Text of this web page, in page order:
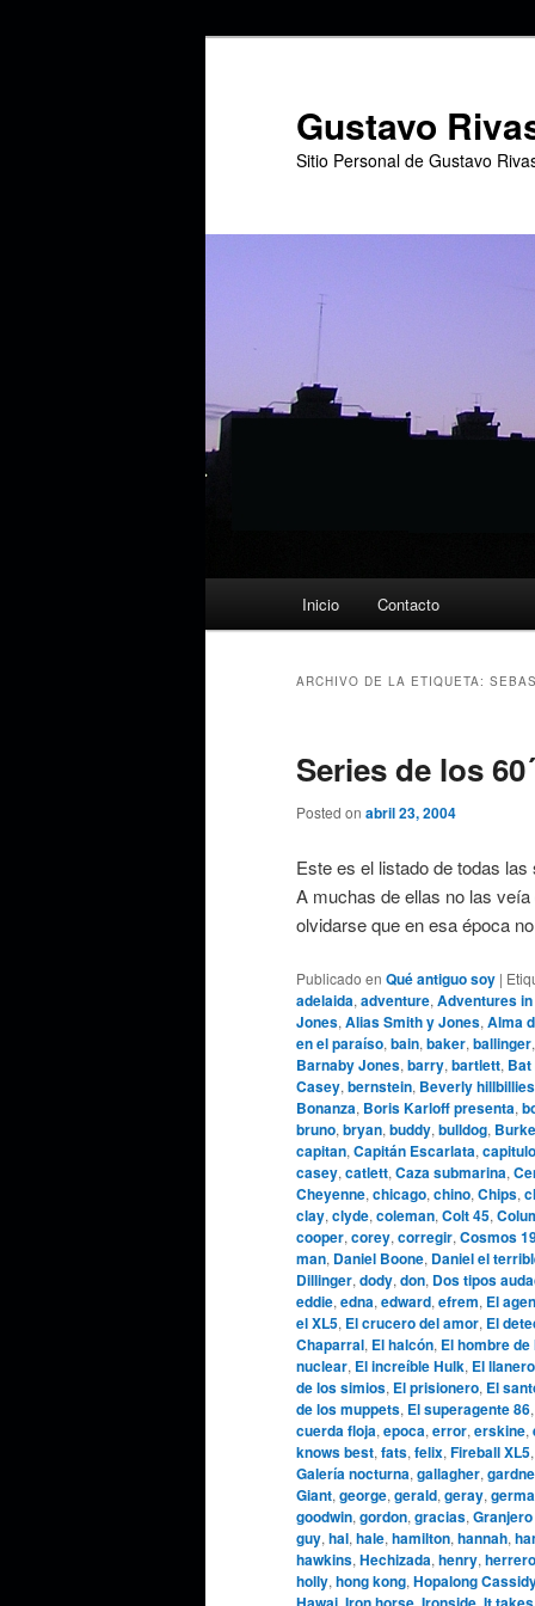
Gustavo
Sitio Personal de Gustavo
Inicio Contacto
ARCHIVO DE LA ETIQUETA:
Series de los
Posted on abril 23, 2004
Este es el listado de todas
A muchas de ellas no las
olvidarse que en esa época
Publicado en Qué antiguo soy |
adelaida, adventure, Adventures
Jones, Alias Smith y Jones, Alma
en el paraíso, bain, baker, ballinger,
Barnaby Jones, barry, bartlett,
Casey, bernstein, Beverly hillbillies
Bonanza, Boris Karloff presenta,
bruno, bryan, buddy, bulldog,
capitan, Capitán Escarlata, capitulo
casey, catlett, Caza submarina,
Cheyenne, chicago, chino, Chips,
clay, clyde, coleman, Colt 45,
cooper, corey, corregir, Cosmos
man, Daniel Boone, Daniel el
Dillinger, dody, don, Dos tipos
eddie, edna, edward, efrem, El
el XL5, El crucero del amor, El
Chaparral, El halcón, El hombre
nuclear, El increíble Hulk, El
de los simios, El prisionero, El
de los muppets, El superagente 86,
cuerda floja, epoca, error, erskine,
knows best, fats, felix, Fireball XL5,
Galería nocturna, gallagher,
Giant, george, gerald, geray,
goodwin, gordon, gracias,
guy, hal, hale, hamilton, hannah,
hawkins, Hechizada, henry, herrero
holly, hong kong, Hopalong
, , ,